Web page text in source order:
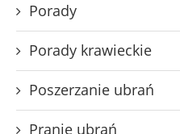
Porady
Porady krawieckie
Poszerzanie ubrań
Pranie ubrań